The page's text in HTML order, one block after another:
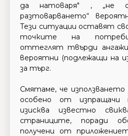
да натоваря" , „не
разтоварването“
Тези ситуации оставят
точките на
оттеглят твърди
вероятни (подлежащи на
за търг.
Смятаме, че
особено от изпращачи
изисква известно
страниците, поради
получени от